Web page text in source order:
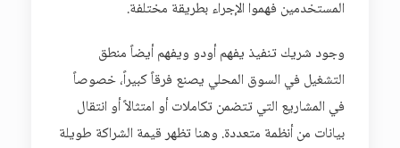
المستخدمين فهموا الإجراء بطريقة مختلفة.
وجود شريك تنفيذ يفهم أودو ويفهم أيضاً منطق
التشغيل في السوق المحلي يصنع فرقاً كبيراً، خصوصاً
في المشاريع التي تتضمن تكاملات أو امتثالاً أو انتقال
بيانات من أنظمة متعددة. وهنا تظهر قيمة الشراكة طويلة